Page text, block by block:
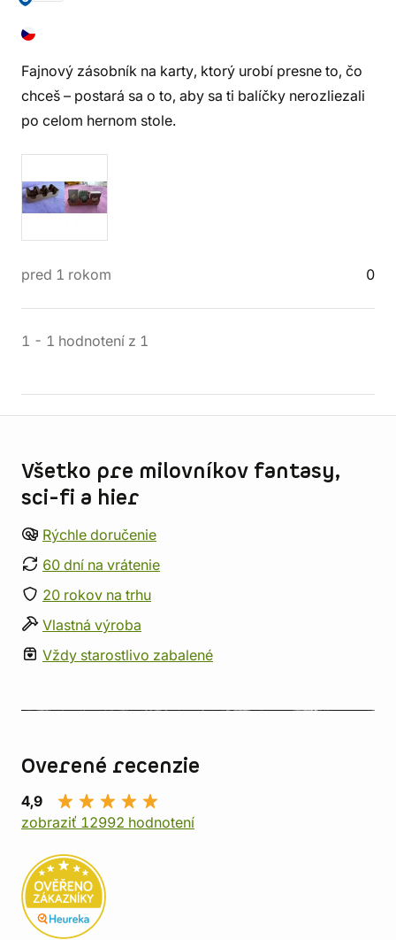
Fajnový zásobník na karty, ktorý urobí presne to, čo
chceš – postará sa o to, aby sa ti balíčky nerozliezali
po celom hernom stole.
pred 1 rokom 0
1 - 1 hodnotení z 1
Všetko pre milovníkov fantasy,
sci-fi a hier
Rýchle doručenie
60 dní na vrátenie
20 rokov na trhu
Vlastná výroba
Vždy starostlivo zabalené
Overené recenzie
4,9
zobraziť 12992 hodnotení